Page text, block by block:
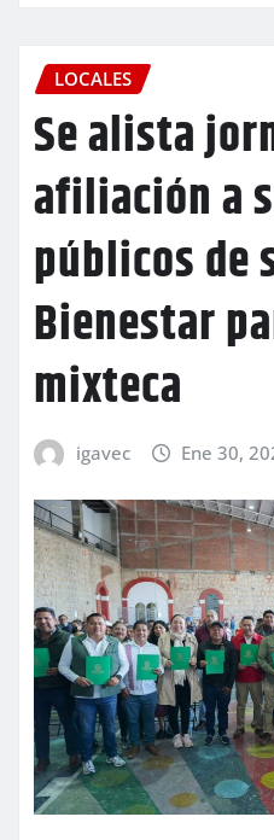
LOCALES
Se alista
afiliación a
públicos de
Bienestar
mixteca
igavec Ene 30,